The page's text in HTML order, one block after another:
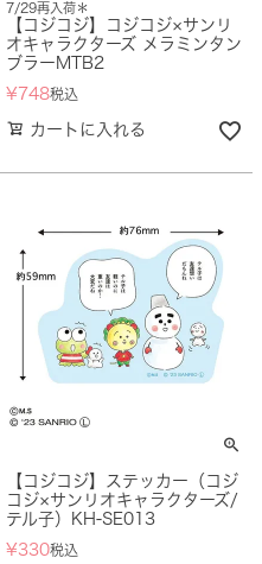
7/29再入荷＊
【コジコジ】コジコジ×サンリ
オキャラクターズ メラミンタン
ブラーMTB2
¥ 748税込
カートに入れる
【コジコジ】ステッカー（コジ
コジ×サンリオキャラクターズ/
テル子）KH-SE013
¥330税込